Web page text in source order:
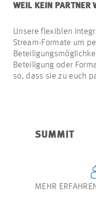
WEIL KEIN PARTNER
Unsere flexiblen
Stream-Formate um
Beteiligung oder
so, dass sie zu euch
SUMMIT
MEHR